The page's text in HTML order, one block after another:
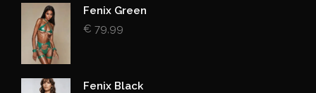
Fenix Green
€ 79,99
Fenix Black